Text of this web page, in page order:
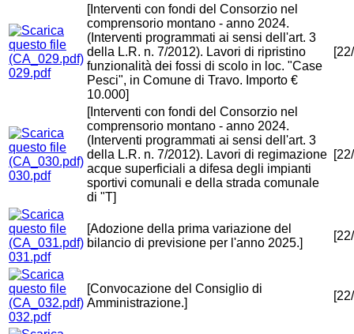
029.pdf
[Interventi con fondi del Consorzio nel
comprensorio montano - anno 2024.
(Interventi programmati ai sensi dell'art. 3
della L.R. n. 7/2012). Lavori di ripristino
funzionalità dei fossi di scolo in loc. "Case
Pesci", in Comune di Travo. Importo €
10.000]
030.pdf
[Interventi con fondi del Consorzio nel
comprensorio montano - anno 2024.
(Interventi programmati ai sensi dell'art. 3
della L.R. n. 7/2012). Lavori di regimazione
acque superficiali a difesa degli impianti
sportivi comunali e della strada comunale
di "T]
031.pdf
[Adozione della prima variazione del
bilancio di previsione per l'anno 2025.]
032.pdf
[Convocazione del Consiglio di
Amministrazione.]